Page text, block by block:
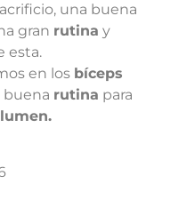
una buena
gran rutina y
esta.
en los bíceps
rutina para